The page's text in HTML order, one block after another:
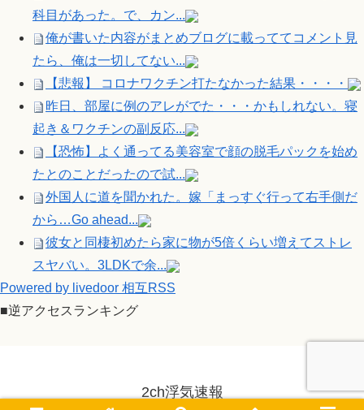
科目があった。で、カン...
俺が書いた内容がまとめブログに載っててコメント見
たら、俺は一切してない...
【悲報】 コロナワクチン打たなかった結果・・・・
昨日、部屋に例のアレがでた・・・かもしれない。寝
起き＆ワクチンの副反応...
【恐怖】よく通ってる美容室で顔の脱毛パックを始め
たとのことだったので試...
外国人に道を聞かれた。嫁「まっすぐ行って右手側だ
から…Go ahead...
彼女と同棲初めたら家に物が5倍くらい増えてストレ
スヤバい。3LDKで余...
Powered by livedoor 相互RSS
■逆アクセスランキング
2ch浮気速報